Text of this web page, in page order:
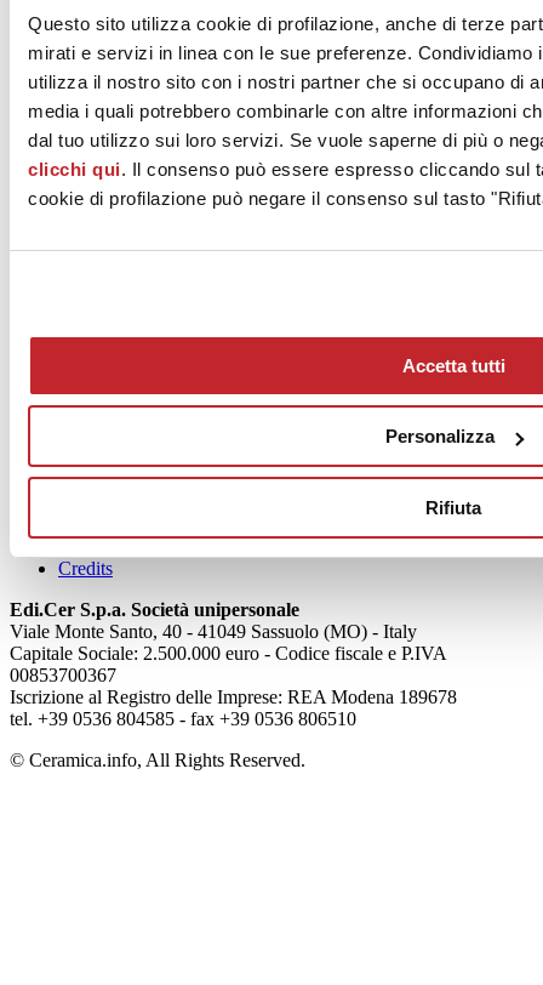
Questo sito utilizza cookie di profilazione, anche di terze
mirati e servizi in linea con le sue preferenze.
utilizza il nostro sito con i nostri partner che si occupano di
media i quali potrebbero combinarle con altre informazioni
dal tuo utilizzo sui loro servizi. Se vuole saperne di più o
clicchi qui. Il consenso può essere espresso cliccando sul
cookie di profilazione può negare il consenso sul tasto
Accetta tutti
Personalizza
Rifiuta
aziende
Chi siamo
Credits
Edi.Cer S.p.a. Società unipersonale
Viale Monte Santo, 40 - 41049 Sassuolo (MO) - Italy
Capitale Sociale: 2.500.000 euro - Codice fiscale e P.IVA
00853700367
Iscrizione al Registro delle Imprese: REA Modena 189678
tel. +39 0536 804585 - fax +39 0536 806510
© Ceramica.info, All Rights Reserved.